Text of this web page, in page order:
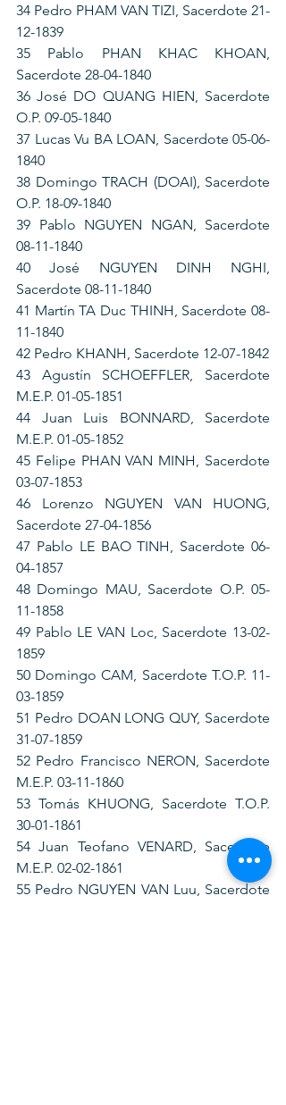
34 Pedro PHAM VAN TIZI, Sacerdote 21-
12-1839
35 Pablo PHAN KHAC KHOAN,
Sacerdote 28-04-1840
36 José DO QUANG HIEN, Sacerdote
O.P. 09-05-1840
37 Lucas Vu BA LOAN, Sacerdote 05-06-
1840
38 Domingo TRACH (DOAI), Sacerdote
O.P. 18-09-1840
39 Pablo NGUYEN NGAN, Sacerdote
08-11-1840
40 José NGUYEN DINH NGHI,
Sacerdote 08-11-1840
41 Martín TA Duc THINH, Sacerdote 08-
11-1840
42 Pedro KHANH, Sacerdote 12-07-1842
43 Agustín SCHOEFFLER, Sacerdote
M.E.P. 01-05-1851
44 Juan Luis BONNARD, Sacerdote
M.E.P. 01-05-1852
45 Felipe PHAN VAN MINH, Sacerdote
03-07-1853
46 Lorenzo NGUYEN VAN HUONG,
Sacerdote 27-04-1856
47 Pablo LE BAO TINH, Sacerdote 06-
04-1857
48 Domingo MAU, Sacerdote O.P. 05-
11-1858
49 Pablo LE VAN Loc, Sacerdote 13-02-
1859
50 Domingo CAM, Sacerdote T.O.P. 11-
03-1859
51 Pedro DOAN LONG QUY, Sacerdote
31-07-1859
52 Pedro Francisco NERON, Sacerdote
M.E.P. 03-11-1860
53 Tomás KHUONG, Sacerdote T.O.P.
30-01-1861
54 Juan Teofano VENARD, Sacerdote
M.E.P. 02-02-1861
55 Pedro NGUYEN VAN Luu, Sacerdote